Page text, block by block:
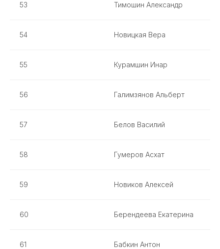
53 Тимошин Александр
54 Новицкая Вера
55 Курамшин Инар
56 Галимзянов Альберт
57 Белов Василий
58 Гумеров Асхат
59 Новиков Алексей
60 Берендеева Екатерина
61 Бабкин Антон